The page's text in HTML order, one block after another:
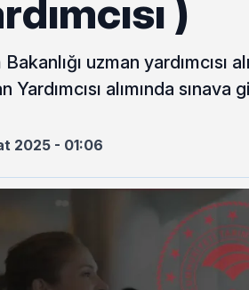
)
Bakanlığı uzman yardımcısı
Yardımcısı alımında
2025 - 01:06